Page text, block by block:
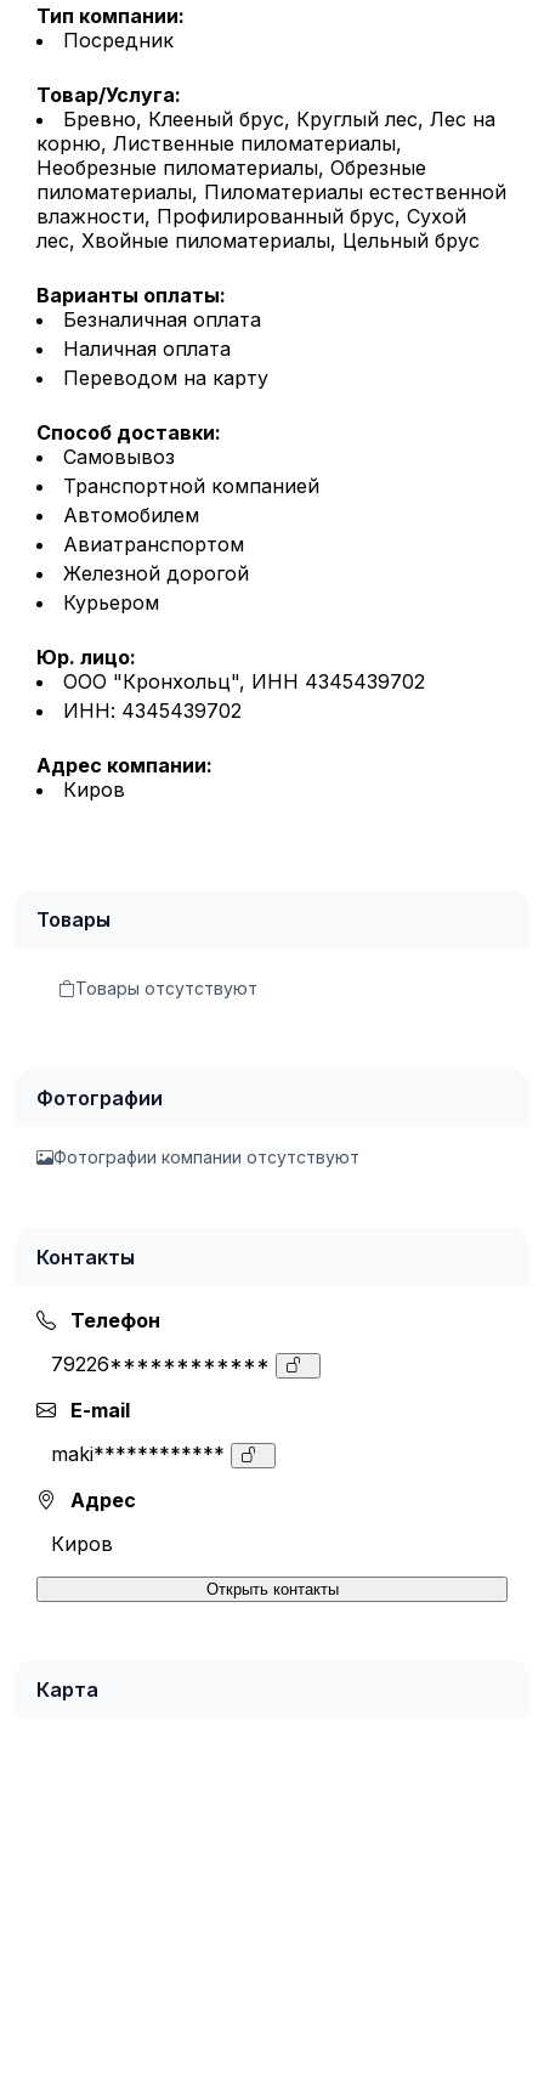
Тип компании:
Посредник
Товар/Услуга:
Бревно, Клееный брус, Круглый лес, Лес на
корню, Лиственные пиломатериалы,
Необрезные пиломатериалы, Обрезные
пиломатериалы, Пиломатериалы естественной
влажности, Профилированный брус, Сухой
лес, Хвойные пиломатериалы, Цельный брус
Варианты оплаты:
Безналичная оплата
Наличная оплата
Переводом на карту
Способ доставки:
Самовывоз
Транспортной компанией
Автомобилем
Авиатранспортом
Железной дорогой
Курьером
Юр. лицо:
ООО "Кронхольц", ИНН 4345439702
ИНН: 4345439702
Адрес компании:
Киров
Товары
Товары отсутствуют
Фотографии
Фотографии компании отсутствуют
Контакты
Телефон
79226************
E-mail
maki************
Адрес
Киров
Открыть контакты
Карта